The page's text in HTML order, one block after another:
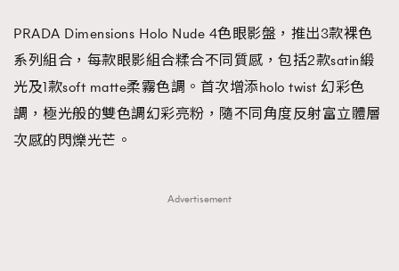
PRADA Dimensions Holo Nude 4色眼影盤，推出3款裸色
系列組合，每款眼影組合糅合不同質感，包括2款satin緞
光及1款soft matte柔霧色調。首次增添holo twist 幻彩色
調，極光般的雙色調幻彩亮粉，隨不同角度反射富立體層
次感的閃爍光芒。
Advertisement